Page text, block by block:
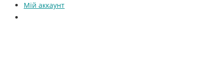
Мій аккаунт